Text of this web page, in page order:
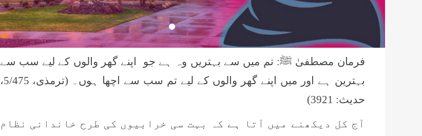
فرمان مصطفیٰ ﷺ: تم میں سے بہتریں وہ ہے جو اپنے گھر والوں کے لیے سب سے
بہترین ہے اور میں اپنے گھر والوں کے لیے تم سب سے اچھا ہوں۔ (ترمذی، 5/475،
حدیث: 3921)
آج کل دیکھنے میں آتا ہے کہ بہت سی خرابیوں کی طرح خاندانی نظام